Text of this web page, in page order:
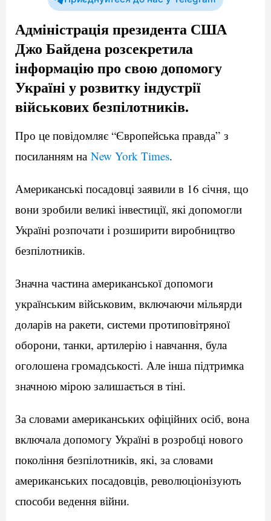
Адміністрація президента США
Джо Байдена розсекретила
інформацію про свою допомогу
Україні у розвитку індустрії
військових безпілотників.
Про це повідомляє “Європейська правда” з
посиланням на New York Times.
Американські посадовці заявили в 16 січня, що
вони зробили великі інвестиції, які допомогли
Україні розпочати і розширити виробництво
безпілотників.
Значна частина американської допомоги
українським військовим, включаючи мільярди
доларів на ракети, системи протиповітряної
оборони, танки, артилерію і навчання, була
оголошена громадськості. Але інша підтримка
значною мірою залишається в тіні.
За словами американських офіційних осіб, вона
включала допомогу Україні в розробці нового
покоління безпілотників, які, за словами
американських посадовців, революціонізують
способи ведення війни.